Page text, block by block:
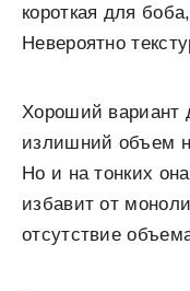
короткая для
Невероятно
Хороший вариант
излишний объем
Но и на тонких
избавит от
отсутствие